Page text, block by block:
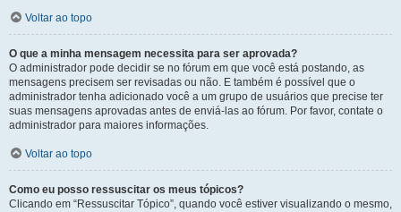
Voltar ao topo
O que a minha mensagem necessita para ser aprovada?
O administrador pode decidir se no fórum em que você está postando, as
mensagens precisem ser revisadas ou não. E também é possível que o
administrador tenha adicionado você a um grupo de usuários que precise ter
suas mensagens aprovadas antes de enviá-las ao fórum. Por favor, contate o
administrador para maiores informações.
Voltar ao topo
Como eu posso ressuscitar os meus tópicos?
Clicando em “Ressuscitar Tópico”, quando você estiver visualizando o mesmo,